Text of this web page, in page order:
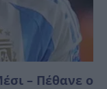
– Πέθανε ο